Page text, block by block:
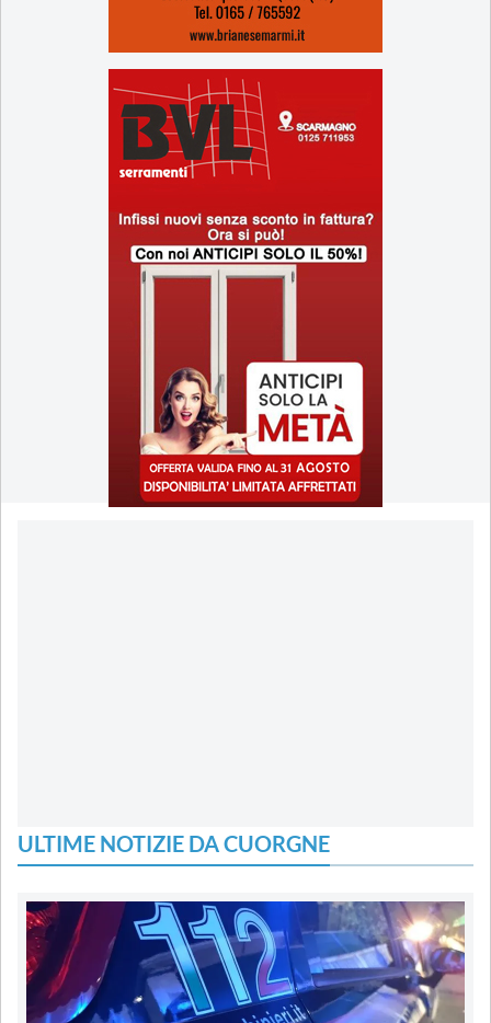
ULTIME NOTIZIE DA CUORGNE